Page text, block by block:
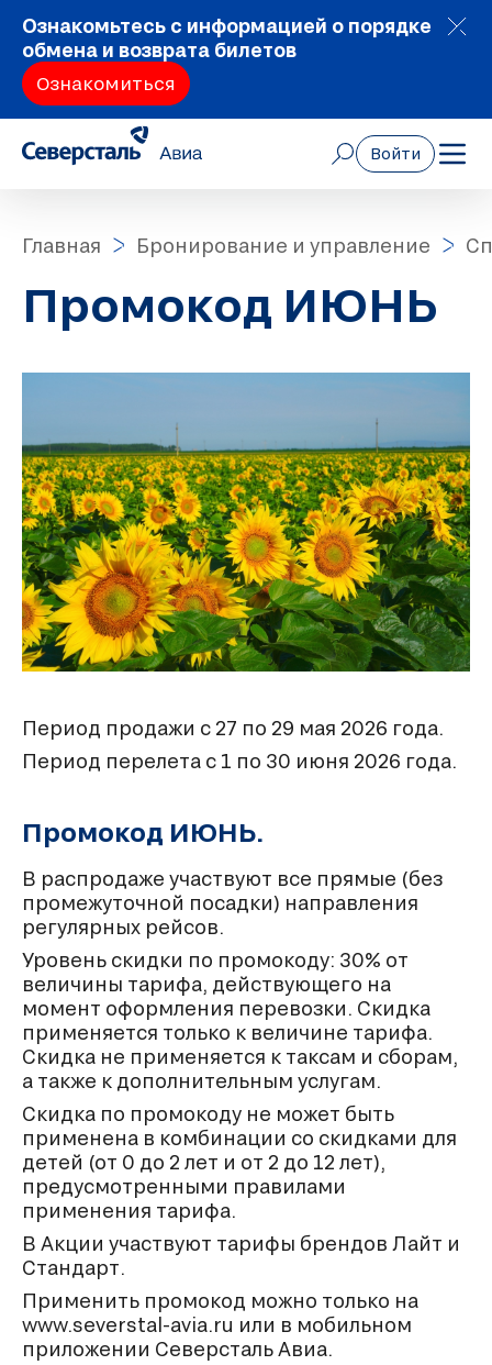
Ознакомьтесь с информацией о порядке
обмена и возврата билетов
Ознакомиться
Войти
Главная Бронирование и управление
Промокод ИЮНЬ
Период продажи с 27 по 29 мая 2026 года.
Период перелета с 1 по 30 июня 2026 года.
Промокод ИЮНЬ.
В распродаже участвуют все прямые (без
промежуточной посадки) направления
регулярных рейсов.
Уровень скидки по промокоду: 30% от
величины тарифа, действующего на
момент оформления перевозки. Скидка
применяется только к величине тарифа.
Скидка не применяется к таксам и сборам,
а также к дополнительным услугам.
Скидка по промокоду не может быть
применена в комбинации со скидками для
детей (от 0 до 2 лет и от 2 до 12 лет),
предусмотренными правилами
применения тарифа.
В Акции участвуют тарифы брендов Лайт и
Стандарт.
Применить промокод можно только на
www.severstal-avia.ru или в мобильном
приложении Северсталь Авиа.